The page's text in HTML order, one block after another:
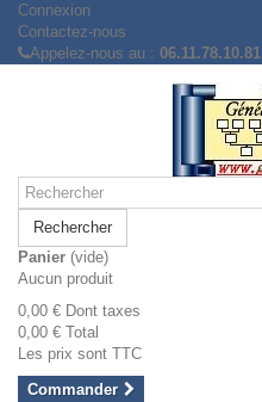
Connexion
Contactez-nous
Appelez-nous au : 06.11.78.10.81
Rechercher
Panier (vide)
Aucun produit
0,00 € Dont taxes
0,00 € Total
Les prix sont TTC
Commander